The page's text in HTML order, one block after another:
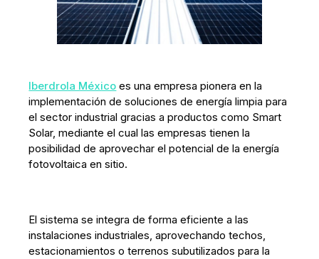
Iberdrola México es una empresa pionera en la
implementación de soluciones de energía limpia para
el sector industrial gracias a productos como Smart
Solar, mediante el cual las empresas tienen la
posibilidad de aprovechar el potencial de la energía
fotovoltaica en sitio.
El sistema se integra de forma eficiente a las
instalaciones industriales, aprovechando techos,
estacionamientos o terrenos subutilizados para la